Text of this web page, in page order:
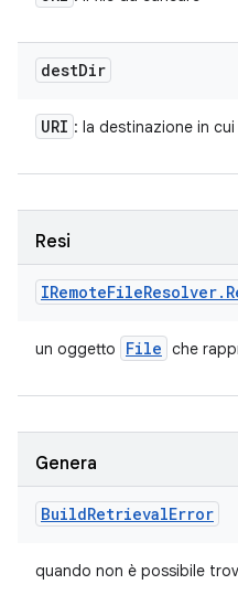
destDir
URI : la destinazione in
Resi
IRemoteFileResolver.
un oggetto File che
Genera
BuildRetrievalError
quando non è possibile